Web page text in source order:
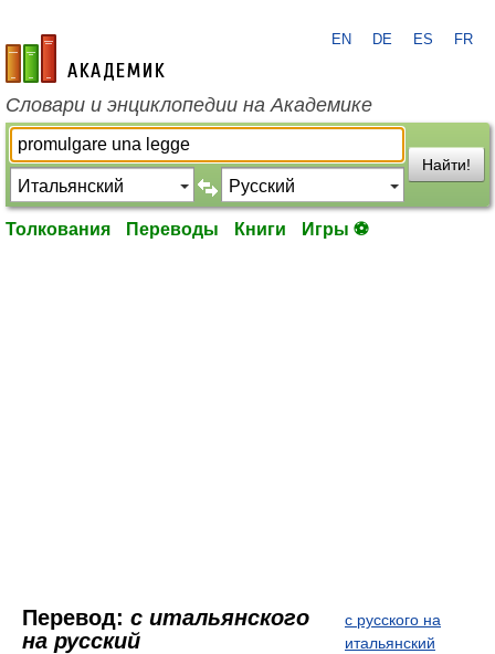
academic.ru
EN DE ES FR
Словари и энциклопедии на Академике
Найти!
Толкования Переводы Книги Игры ⚽
Перевод: с итальянского
на русский
с русского на
итальянский